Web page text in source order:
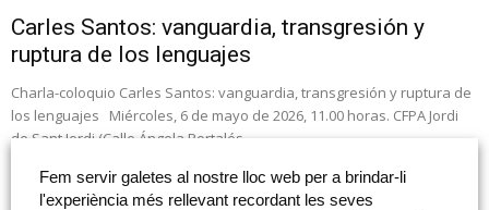
Carles Santos: vanguardia, transgresión y
ruptura de los lenguajes
Charla-coloquio Carles Santos: vanguardia, transgresión y ruptura de
los lenguajes Miércoles, 6 de mayo de 2026, 11.00 horas. CFPA Jordi
de Sant Jordi (Calle Ángela Portalés...
Fem servir galetes al nostre lloc web per a brindar-li
l'experiència més rellevant recordant les seves